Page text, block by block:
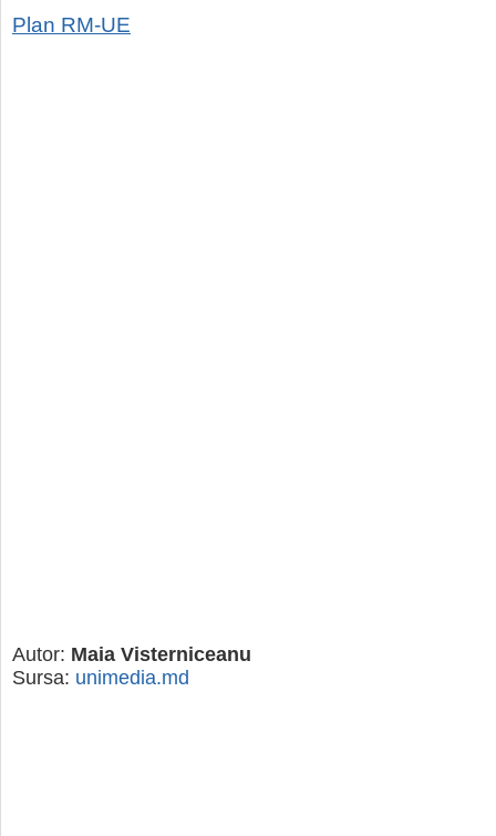
Plan RM-UE
Autor: Maia Visterniceanu
Sursa: unimedia.md